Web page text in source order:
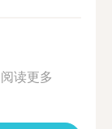
阅读更多